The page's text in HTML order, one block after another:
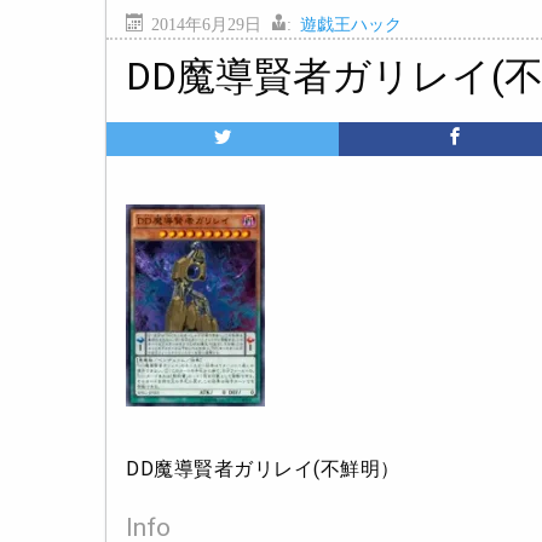
2014年6月29日 : 遊戯王ハック
DD魔導賢者ガリレイ(
DD魔導賢者ガリレイ(不鮮明）
Info